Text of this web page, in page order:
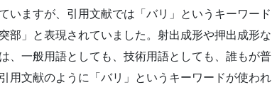
いますが、引用文献では「バリ」というキーワード
部」と表現されていました。射出成形や押出成形な
、一般用語としても、技術用語としても、誰もが普
用文献のように「バリ」というキーワードが使われ